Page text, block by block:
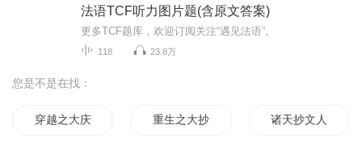
法语TCF听力图片题(含原文答案)
更多TCF题库，欢迎订阅关注“遇见法语”。
118 23.8万
您是不是在找：
穿越之大庆帝国 重生之大抄袭王 诸天抄文人